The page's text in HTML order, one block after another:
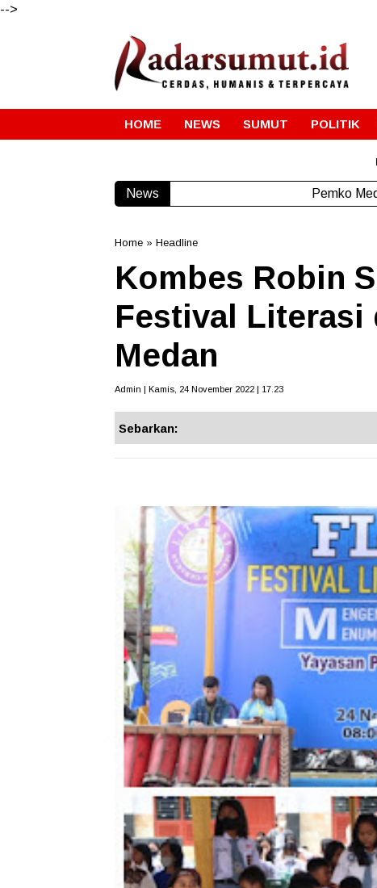
-->
HOME NEWS SUMUT POLITIK
News Pemko
Home » Headline
Kombes Robin
Festival Literasi
Medan
Admin | Kamis, 24 November 2022 | 17.23
Sebarkan: